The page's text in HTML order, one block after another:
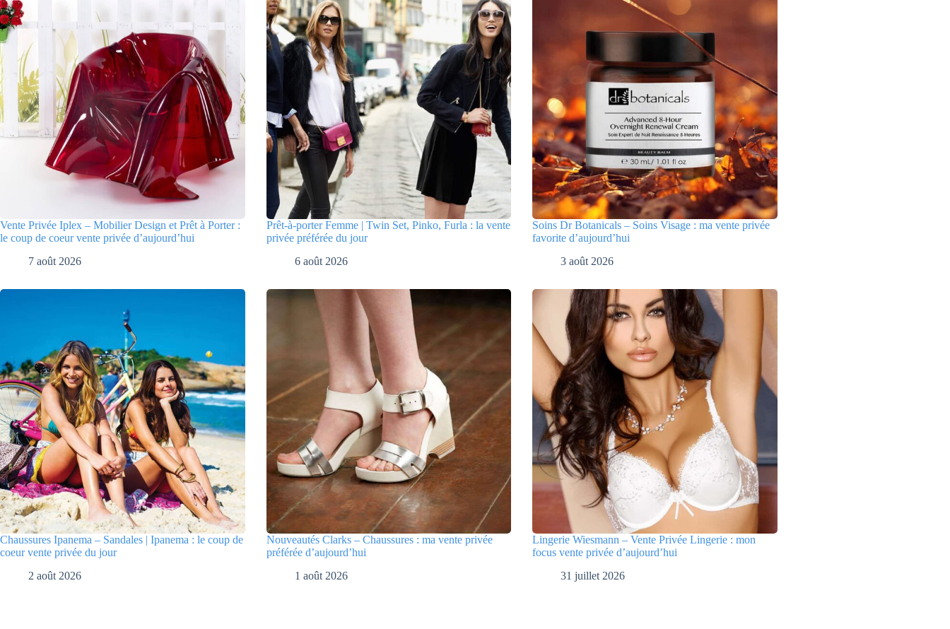
Vente Privée Iplex – Mobilier Design et Prêt à Porter :
le coup de coeur vente privée d’aujourd’hui
7 août 2026
Prêt-à-porter Femme | Twin Set, Pinko, Furla : la vente
privée préférée du jour
6 août 2026
Soins Dr Botanicals – Soins Visage : ma vente privée
favorite d’aujourd’hui
3 août 2026
Chaussures Ipanema – Sandales | Ipanema : le coup de
coeur vente privée du jour
2 août 2026
Nouveautés Clarks – Chaussures : ma vente privée
préférée d’aujourd’hui
1 août 2026
Lingerie Wiesmann – Vente Privée Lingerie : mon
focus vente privée d’aujourd’hui
31 juillet 2026